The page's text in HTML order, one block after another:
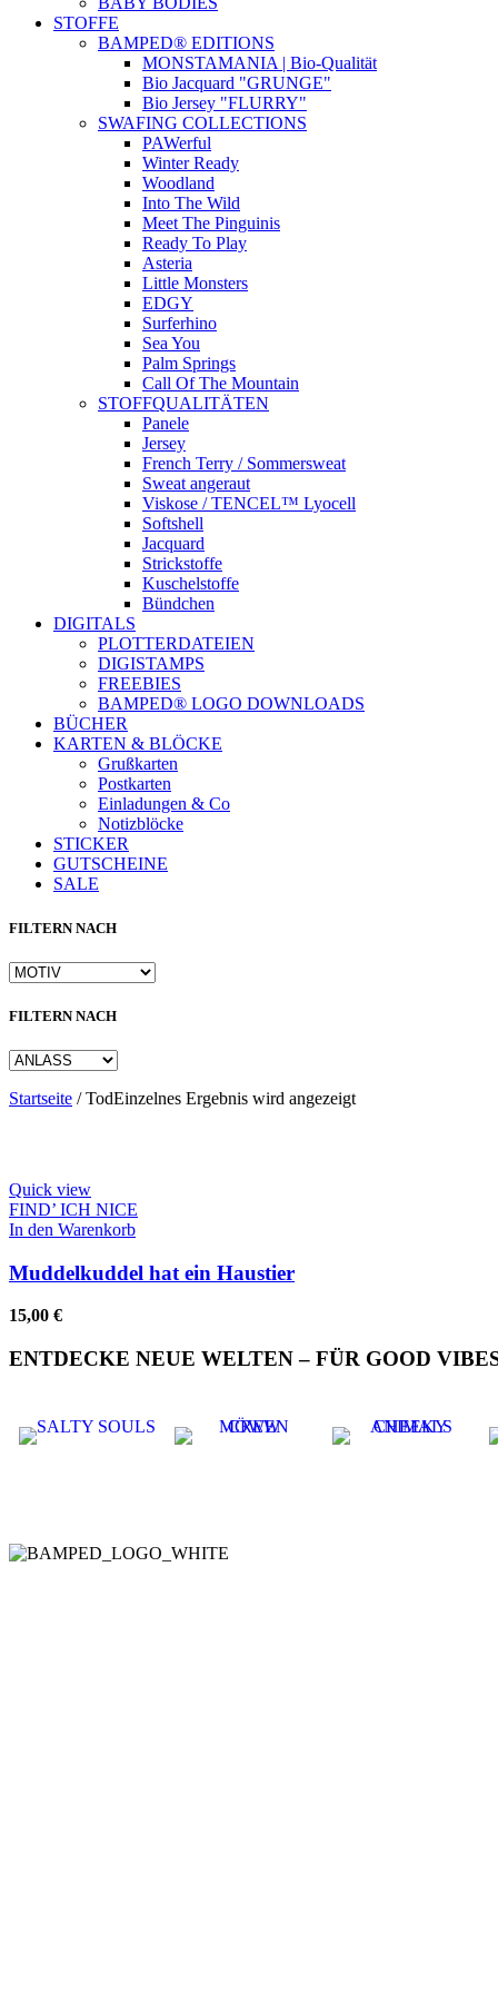
Instagram
STOFFE
BAMPED® EDITIONS
MONSTAMANIA | Bio-Qualität
Bio Jacquard "GRUNGE"
Bio Jersey "FLURRY"
SWAFING COLLECTIONS
PAWerful
Winter Ready
Woodland
Into The Wild
Meet The Pinguinis
Ready To Play
Asteria
Little Monsters
EDGY
Surferhino
Sea You
Palm Springs
Call Of The Mountain
STOFFQUALITÄTEN
Panele
Jersey
French Terry / Sommersweat
Sweat angeraut
Viskose / TENCEL™ Lyocell
Softshell
Jacquard
Strickstoffe
Kuschelstoffe
Bündchen
DIGITALS
PLOTTERDATEIEN
DIGISTAMPS
FREEBIES
BAMPED® LOGO DOWNLOADS
BÜCHER
KARTEN & BLÖCKE
Grußkarten
Postkarten
Einladungen & Co
Notizblöcke
STICKER
GUTSCHEINE
SALE
FILTERN NACH
FILTERN NACH
Startseite /TodEinzelnes Ergebnis wird angezeigt
Quick view
FIND’ ICH NICE
In den Warenkorb
Muddelkuddel hat ein Haustier
15,00 €
ENTDECKE NEUE WELTEN – FÜR GOOD